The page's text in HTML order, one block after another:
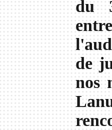
du
de
nos